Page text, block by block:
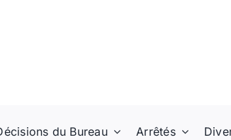
du Bureau Arrêtés